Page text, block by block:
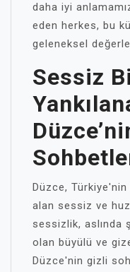
daha iyi
eden herkes, bu
geleneksel
Sessiz
Düzce,
alan sessiz ve
sessizlik, aslında
olan büyülü ve
Düzce'nin gizli